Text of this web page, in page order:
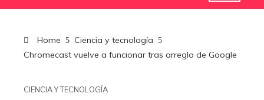
Home
Ciencia y tecnología
Chromecast vuelve a funcionar tras arreglo de Google
CIENCIA Y TECNOLOGÍA